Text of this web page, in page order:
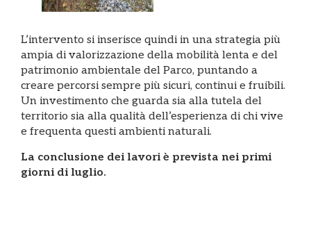
L’intervento si inserisce quindi in una strategia più
ampia di valorizzazione della mobilità lenta e del
patrimonio ambientale del Parco, puntando a
creare percorsi sempre più sicuri, continui e fruibili.
Un investimento che guarda sia alla tutela del
territorio sia alla qualità dell’esperienza di chi vive
e frequenta questi ambienti naturali.
La conclusione dei lavori è prevista nei primi
giorni di luglio.